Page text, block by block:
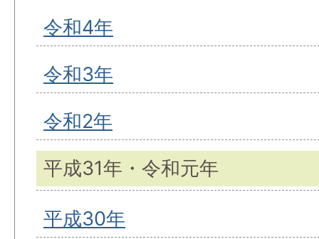
令和4年
令和3年
令和2年
平成31年・令和元年
平成30年